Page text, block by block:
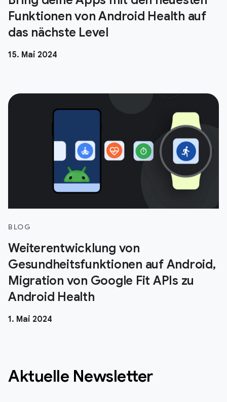
Funktionen von Android Health auf
das nächste Level
15. Mai 2024
BLOG
Weiterentwicklung von
Gesundheitsfunktionen auf Android,
Migration von Google Fit APIs zu
Android Health
1. Mai 2024
Aktuelle Newsletter